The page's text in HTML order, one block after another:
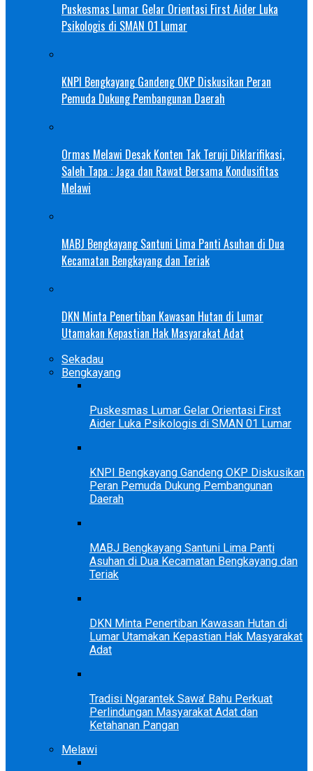
Puskesmas Lumar Gelar Orientasi First Aider Luka
Psikologis di SMAN 01 Lumar
KNPI Bengkayang Gandeng OKP Diskusikan Peran
Pemuda Dukung Pembangunan Daerah
Ormas Melawi Desak Konten Tak Teruji Diklarifikasi,
Saleh Tapa : Jaga dan Rawat Bersama Kondusifitas
Melawi
MABJ Bengkayang Santuni Lima Panti Asuhan di Dua
Kecamatan Bengkayang dan Teriak
DKN Minta Penertiban Kawasan Hutan di Lumar
Utamakan Kepastian Hak Masyarakat Adat
Sekadau
Bengkayang
Puskesmas Lumar Gelar Orientasi First
Aider Luka Psikologis di SMAN 01 Lumar
KNPI Bengkayang Gandeng OKP Diskusikan
Peran Pemuda Dukung Pembangunan
Daerah
MABJ Bengkayang Santuni Lima Panti
Asuhan di Dua Kecamatan Bengkayang dan
Teriak
DKN Minta Penertiban Kawasan Hutan di
Lumar Utamakan Kepastian Hak Masyarakat
Adat
Tradisi Ngarantek Sawa’ Bahu Perkuat
Perlindungan Masyarakat Adat dan
Ketahanan Pangan
Melawi